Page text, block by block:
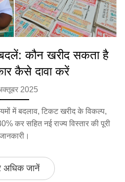
कौन खरीद सकता है
कैसे दावा करें
2025
में बदलाव, टिकट खरीद के विकल्प,
कर सहित नई राज्य विस्तार की पूरी
जानें